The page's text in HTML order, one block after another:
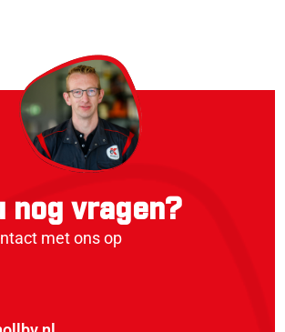
nog vragen?
met ons op